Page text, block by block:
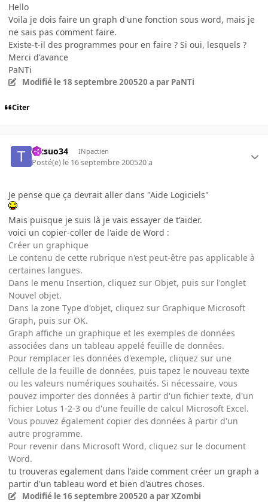
Hello
Voila je dois faire un graph d'une fonction sous word, mais je
ne sais pas comment faire.
Existe-t-il des programmes pour en faire ? Si oui, lesquels ?
Merci d'avance
PaNTi
Modifié le 18 septembre 200520 a par PaNTi
Citer
tetsuo34 INpactien
Posté(e) le 16 septembre 200520 a
Je pense que ça devrait aller dans "Aide Logiciels"
Mais puisque je suis là je vais essayer de t'aider.
voici un copier-coller de l'aide de Word :
Créer un graphique
Le contenu de cette rubrique n'est peut-être pas applicable à
certaines langues.
Dans le menu Insertion, cliquez sur Objet, puis sur l'onglet
Nouvel objet.
Dans la zone Type d'objet, cliquez sur Graphique Microsoft
Graph, puis sur OK.
Graph affiche un graphique et les exemples de données
associées dans un tableau appelé feuille de données.
Pour remplacer les données d'exemple, cliquez sur une
cellule de la feuille de données, puis tapez le nouveau texte
ou les valeurs numériques souhaités. Si nécessaire, vous
pouvez importer des données à partir d'un fichier texte, d'un
fichier Lotus 1-2-3 ou d'une feuille de calcul Microsoft Excel.
Vous pouvez également copier des données à partir d'un
autre programme.
Pour revenir dans Microsoft Word, cliquez sur le document
Word.
tu trouveras egalement dans l'aide comment créer un graph a
partir d'un tableau word et bien d'autres choses.
Modifié le 16 septembre 200520 a par XZombi